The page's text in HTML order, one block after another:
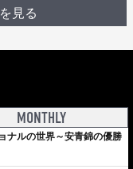
見る
MONTHLY
ナルの世界～安青錦の優勝